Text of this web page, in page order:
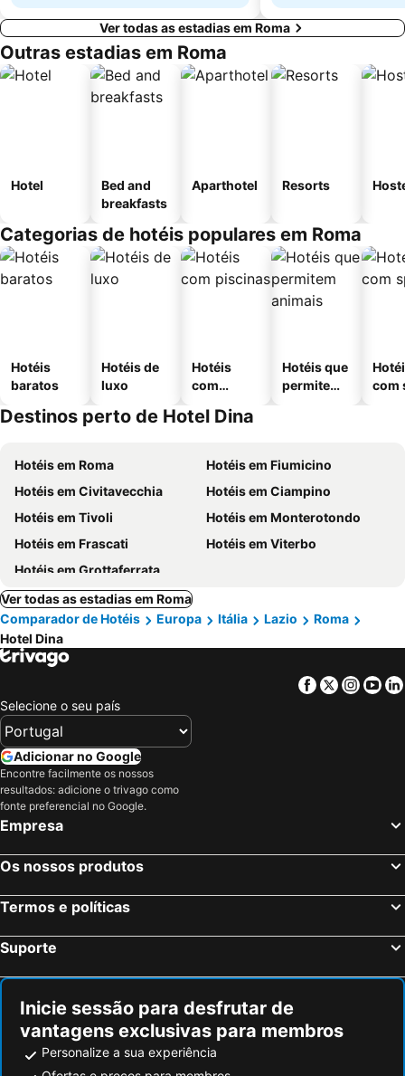
Ver todas as estadias em Roma
Outras estadias em Roma
Hotel
Bed and
breakfasts
Aparthotel Resorts
Categorias de hotéis populares em Roma
Hotéis
baratos
Hotéis de
luxo
Hotéis
com
Hotéis que
permitem
com
Destinos perto de Hotel Dina
Hotéis em Roma
Hotéis em Fiumicino
Hotéis em Civitavecchia
Hotéis em Ciampino
Hotéis em Tivoli
Hotéis em Monterotondo
Hotéis em Frascati
Hotéis em Viterbo
Hotéis em Grottaferrata
Ver todas as estadias em Roma
Comparador de Hotéis
Europa Itália Lazio
Roma
Hotel Dina
Facebook
Twitter
Selecione o seu país
Adicionar no Google
Encontre facilmente os nossos
resultados: adicione o trivago como
fonte preferencial no Google.
Empresa
Os nossos produtos
Termos e políticas
Suporte
Inicie sessão para desfrutar de
vantagens exclusivas para membros
Personalize a sua experiência